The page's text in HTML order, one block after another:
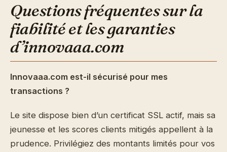
Questions fréquentes sur la
fiabilité et les garanties
d’innovaaa.com
Innovaaa.com est-il sécurisé pour mes
transactions ?
Le site dispose bien d’un certificat SSL actif, mais sa
jeunesse et les scores clients mitigés appellent à la
prudence. Privilégiez des montants limités pour vos